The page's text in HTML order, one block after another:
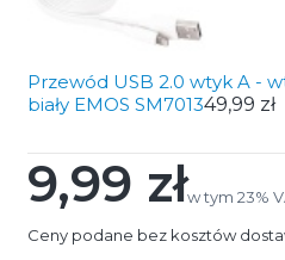
Przewód USB 2.0 wtyk A -
biały EMOS SM701349,99 zł
Cena
9,99 złw tym 23%
w tym 23%
Ceny podane bez kosztów